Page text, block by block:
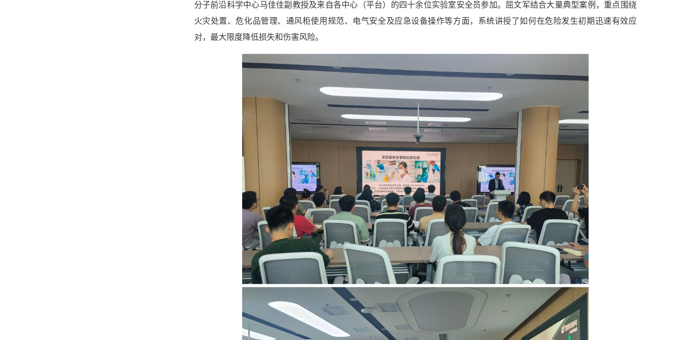
分子前沿科学中心马佳佳副教授及来自各中心（平台）的四十余位实验室安全员参加。屈文军结合大量典型案例，重点围绕
火灾处置、危化品管理、通风柜使用规范、电气安全及应急设备操作等方面，系统讲授了如何在危险发生初期迅速有效应
对，最大限度降低损失和伤害风险。